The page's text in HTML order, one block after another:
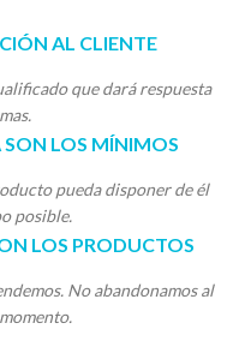
AL CLIENTE
que dará respuesta
SON LOS MÍNIMOS
pueda disponer de él
posible.
LOS PRODUCTOS
No abandonamos al